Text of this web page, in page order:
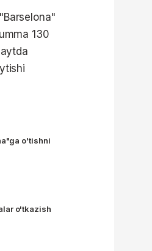
130
o'tishni
o'tkazish